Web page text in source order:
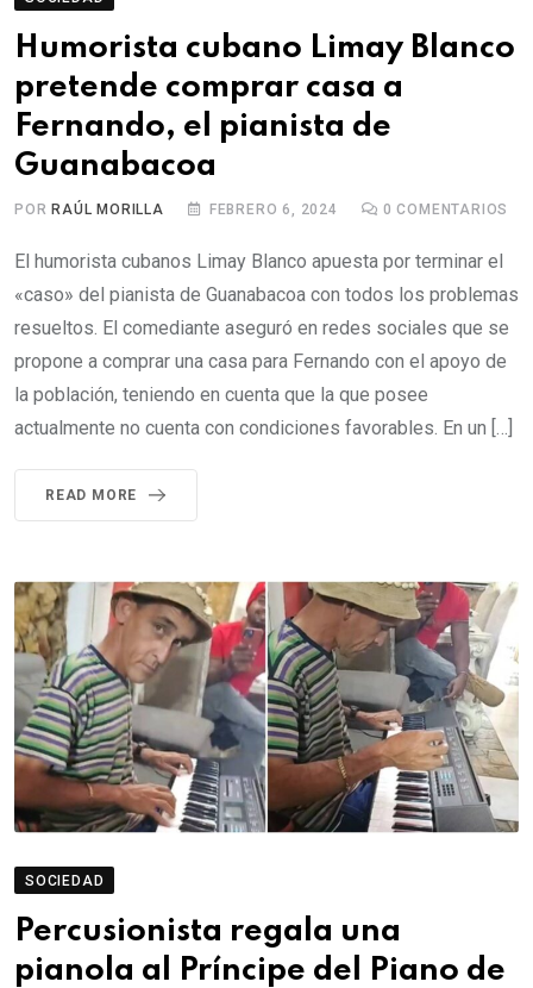
Humorista cubano Limay Blanco
pretende comprar casa a
Fernando, el pianista de
Guanabacoa
POR RAÚL MORILLA FEBRERO 6, 2024 0 COMENTARIOS
El humorista cubanos Limay Blanco apuesta por terminar el
«caso» del pianista de Guanabacoa con todos los problemas
resueltos. El comediante aseguró en redes sociales que se
propone a comprar una casa para Fernando con el apoyo de
la población, teniendo en cuenta que la que posee
actualmente no cuenta con condiciones favorables. En un […]
READ MORE
SOCIEDAD
Percusionista regala una
pianola al Príncipe del Piano de